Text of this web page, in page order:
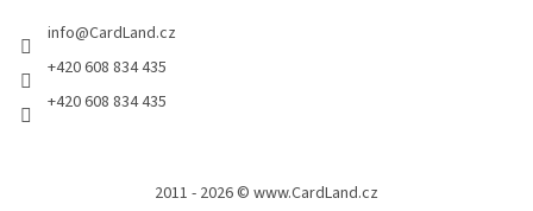
info@CardLand.cz
+420 608 834 435
+420 608 834 435
2011 - 2026 © www.CardLand.cz